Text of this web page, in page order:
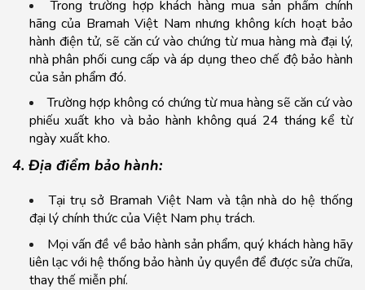
Trong trường hợp khách hàng mua sản phẩm chính
hãng của Bramah Việt Nam nhưng không kích hoạt bảo
hành điện tử, sẽ căn cứ vào chứng từ mua hàng mà đại lý,
nhà phân phối cung cấp và áp dụng theo chế độ bảo hành
của sản phẩm đó.
Trường hợp không có chứng từ mua hàng sẽ căn cứ vào
phiếu xuất kho và bảo hành không quá 24 tháng kể từ
ngày xuất kho.
4. Địa điểm bảo hành:
Tại trụ sở Bramah Việt Nam và tận nhà do hệ thống
đại lý chính thức của Việt Nam phụ trách.
Mọi vấn đề về bảo hành sản phẩm, quý khách hàng hãy
liên lạc với hệ thống bảo hành ủy quyền để được sửa chữa,
thay thế miễn phí.